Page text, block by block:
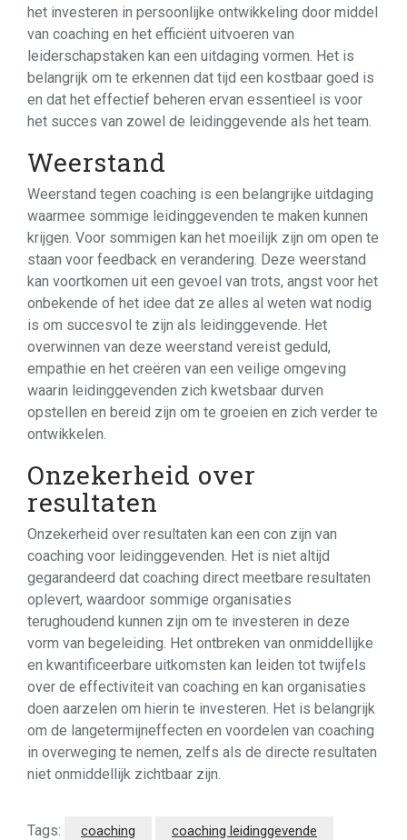
het investeren in persoonlijke ontwikkeling door middel
van coaching en het efficiënt uitvoeren van
leiderschapstaken kan een uitdaging vormen. Het is
belangrijk om te erkennen dat tijd een kostbaar goed is
en dat het effectief beheren ervan essentieel is voor
het succes van zowel de leidinggevende als het team.
Weerstand
Weerstand tegen coaching is een belangrijke uitdaging
waarmee sommige leidinggevenden te maken kunnen
krijgen. Voor sommigen kan het moeilijk zijn om open te
staan voor feedback en verandering. Deze weerstand
kan voortkomen uit een gevoel van trots, angst voor het
onbekende of het idee dat ze alles al weten wat nodig
is om succesvol te zijn als leidinggevende. Het
overwinnen van deze weerstand vereist geduld,
empathie en het creëren van een veilige omgeving
waarin leidinggevenden zich kwetsbaar durven
opstellen en bereid zijn om te groeien en zich verder te
ontwikkelen.
Onzekerheid over
resultaten
Onzekerheid over resultaten kan een con zijn van
coaching voor leidinggevenden. Het is niet altijd
gegarandeerd dat coaching direct meetbare resultaten
oplevert, waardoor sommige organisaties
terughoudend kunnen zijn om te investeren in deze
vorm van begeleiding. Het ontbreken van onmiddellijke
en kwantificeerbare uitkomsten kan leiden tot twijfels
over de effectiviteit van coaching en kan organisaties
doen aarzelen om hierin te investeren. Het is belangrijk
om de langetermijneffecten en voordelen van coaching
in overweging te nemen, zelfs als de directe resultaten
niet onmiddellijk zichtbaar zijn.
Tags: coaching coaching leidinggevende